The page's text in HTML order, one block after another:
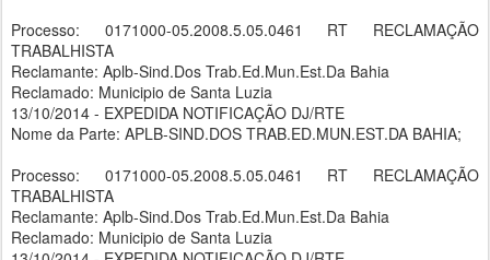
Processo: 0171000-05.2008.5.05.0461 RT RECLAMAÇÃO
TRABALHISTA
Reclamante: Aplb-Sind.Dos Trab.Ed.Mun.Est.Da Bahia
Reclamado: Municipio de Santa Luzia
13/10/2014 - EXPEDIDA NOTIFICAÇÃO DJ/RTE
Nome da Parte: APLB-SIND.DOS TRAB.ED.MUN.EST.DA BAHIA;
Processo: 0171000-05.2008.5.05.0461 RT RECLAMAÇÃO
TRABALHISTA
Reclamante: Aplb-Sind.Dos Trab.Ed.Mun.Est.Da Bahia
Reclamado: Municipio de Santa Luzia